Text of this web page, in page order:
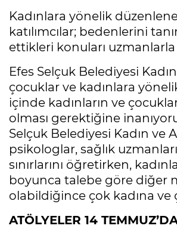
Kadınlara yönelik
katılımcılar; bedenlerini
ettikleri konuları
Efes Selçuk Belediyesi
çocuklar ve kadınlara
içinde kadınların ve
olması gerektiğine
Selçuk Belediyesi Kadın
psikologlar, sağlık
sınırlarını öğretirken,
boyunca talebe göre diğer
olabildiğince çok kadına ve
ATÖLYELER 14